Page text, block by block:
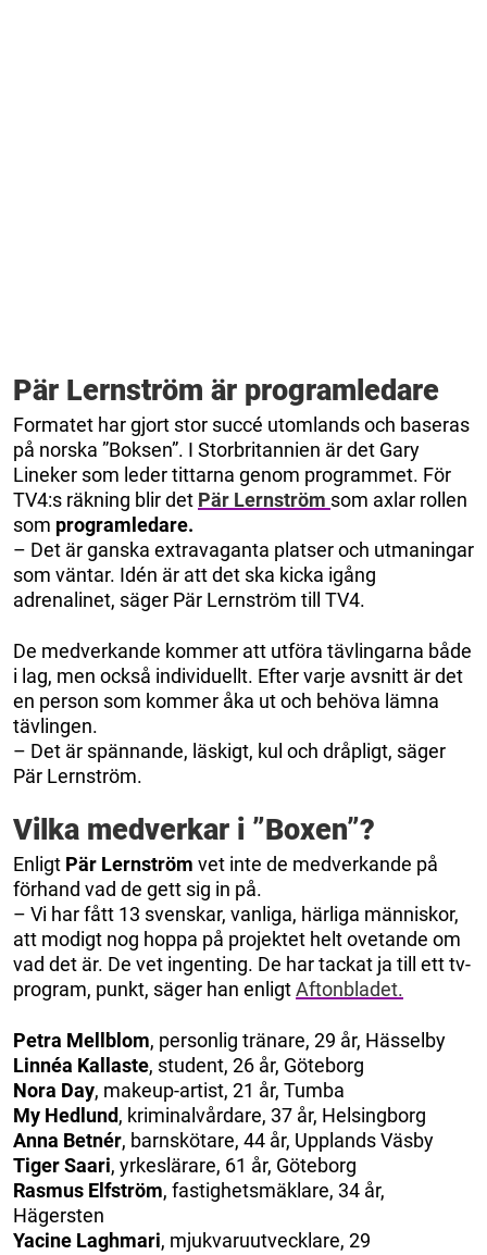
Pär Lernström är programledare
Formatet har gjort stor succé utomlands och baseras
på norska ”Boksen”. I Storbritannien är det Gary
Lineker som leder tittarna genom programmet. För
TV4:s räkning blir det Pär Lernström som axlar rollen
som programledare.
– Det är ganska extravaganta platser och utmaningar
som väntar. Idén är att det ska kicka igång
adrenalinet, säger Pär Lernström till TV4.
De medverkande kommer att utföra tävlingarna både
i lag, men också individuellt. Efter varje avsnitt är det
en person som kommer åka ut och behöva lämna
tävlingen.
– Det är spännande, läskigt, kul och dråpligt, säger
Pär Lernström.
Vilka medverkar i ”Boxen”?
Enligt Pär Lernström vet inte de medverkande på
förhand vad de gett sig in på.
– Vi har fått 13 svenskar, vanliga, härliga människor,
att modigt nog hoppa på projektet helt ovetande om
vad det är. De vet ingenting. De har tackat ja till ett tv-
program, punkt, säger han enligtAftonbladet.
Petra Mellblom, personlig tränare, 29 år, Hässelby
Linnéa Kallaste, student, 26 år, Göteborg
Nora Day, makeup-artist, 21 år, Tumba
My Hedlund, kriminalvårdare, 37 år, Helsingborg
Anna Betnér, barnskötare, 44 år, Upplands Väsby
Tiger Saari, yrkeslärare, 61 år, Göteborg
Rasmus Elfström, fastighetsmäklare, 34 år,
Hägersten
Yacine Laghmari, mjukvaruutvecklare, 29